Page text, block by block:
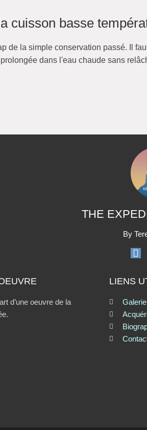
cuisson basse
de la simple conservation passé. Il
dans l'eau chaude sans
THE
By
d’une oeuvre de la
LIENS
Galerie